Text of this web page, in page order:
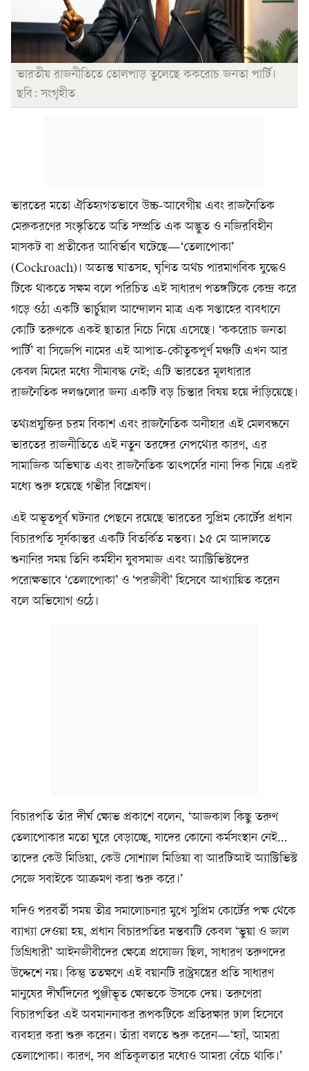
ভারতীয় রাজনীতিতে তোলপাড় তুলেছে ককরোচ জনতা পার্টি।
ছবি: সংগৃহীত
ভারতের মতো ঐতিহ্যগতভাবে উচ্চ-আবেগীয় এবং রাজনৈতিক
মেরুকরণের সংস্কৃতিতে অতি সম্প্রতি এক অদ্ভুত ও নজিরবিহীন
মাসকট বা প্রতীকের আবির্ভাব ঘটেছে—‘তেলাপোকা’
(Cockroach)। অত্যন্ত ঘাতসহ, ঘৃণিত অথচ পারমাণবিক যুদ্ধেও
টিকে থাকতে সক্ষম বলে পরিচিত এই সাধারণ পতঙ্গটিকে কেন্দ্র করে
গড়ে ওঠা একটি ভার্চুয়াল আন্দোলন মাত্র এক সপ্তাহের ব্যবধানে
কোটি তরুণকে একই ছাতার নিচে নিয়ে এসেছে। ‘ককরোচ জনতা
পার্টি’ বা সিজেপি নামের এই আপাত-কৌতুকপূর্ণ মঞ্চটি এখন আর
কেবল মিমের মধ্যে সীমাবদ্ধ নেই; এটি ভারতের মূলধারার
রাজনৈতিক দলগুলোর জন্য একটি বড় চিন্তার বিষয় হয়ে দাঁড়িয়েছে।
তথ্যপ্রযুক্তির চরম বিকাশ এবং রাজনৈতিক অনীহার এই মেলবন্ধনে
ভারতের রাজনীতিতে এই নতুন তরঙ্গের নেপথ্যের কারণ, এর
সামাজিক অভিঘাত এবং রাজনৈতিক তাৎপর্যের নানা দিক নিয়ে এরই
মধ্যে শুরু হয়েছে গভীর বিশ্লেষণ।
এই অভূতপূর্ব ঘটনার পেছনে রয়েছে ভারতের সুপ্রিম কোর্টের প্রধান
বিচারপতি সূর্যকান্তর একটি বিতর্কিত মন্তব্য। ১৫ মে আদালতে
শুনানির সময় তিনি কর্মহীন যুবসমাজ এবং অ্যাক্টিভিস্টদের
পরোক্ষভাবে ‘তেলাপোকা’ ও ‘পরজীবী’ হিসেবে আখ্যায়িত করেন
বলে অভিযোগ ওঠে।
বিচারপতি তাঁর দীর্ঘ ক্ষোভ প্রকাশে বলেন, ‘আজকাল কিছু তরুণ
তেলাপোকার মতো ঘুরে বেড়াচ্ছে, যাদের কোনো কর্মসংস্থান নেই...
তাদের কেউ মিডিয়া, কেউ সোশ্যাল মিডিয়া বা আরটিআই অ্যাক্টিভিস্ট
সেজে সবাইকে আক্রমণ করা শুরু করে।’
যদিও পরবর্তী সময় তীব্র সমালোচনার মুখে সুপ্রিম কোর্টের পক্ষ থেকে
ব্যাখ্যা দেওয়া হয়, প্রধান বিচারপতির মন্তব্যটি কেবল ‘ভুয়া ও জাল
ডিগ্রিধারী’ আইনজীবীদের ক্ষেত্রে প্রযোজ্য ছিল, সাধারণ তরুণদের
উদ্দেশে নয়। কিন্তু ততক্ষণে এই বয়ানটি রাষ্ট্রযন্ত্রের প্রতি সাধারণ
মানুষের দীর্ঘদিনের পুঞ্জীভূত ক্ষোভকে উসকে দেয়। তরুণেরা
বিচারপতির এই অবমাননাকর রূপকটিকে প্রতিরক্ষার ঢাল হিসেবে
ব্যবহার করা শুরু করেন। তাঁরা বলতে শুরু করেন—‘হ্যাঁ, আমরা
তেলাপোকা। কারণ, সব প্রতিকূলতার মধ্যেও আমরা বেঁচে থাকি।’